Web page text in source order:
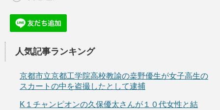
人気記事ランキング
京都市立京都工学院高校教諭の桒野優生が女子高生の
スカートの中を盗撮したとして逮捕
K１チャンピオンの久保優太さんが１０代女性と結